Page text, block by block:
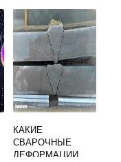
КАКИЕ
СВАРОЧНЫЕ
ДЕФОРМАЦИИ